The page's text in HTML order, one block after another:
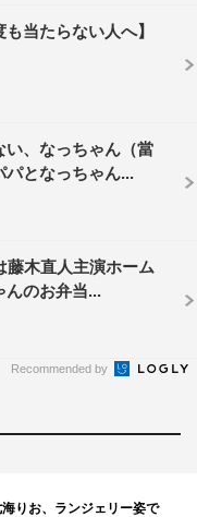
：
当たらない人へ】
い、なっちゃん（當
パとなっちゃん...
藤木直人主演ホーム
んのお弁当...
Recommended by
りお、ランジェリー姿で